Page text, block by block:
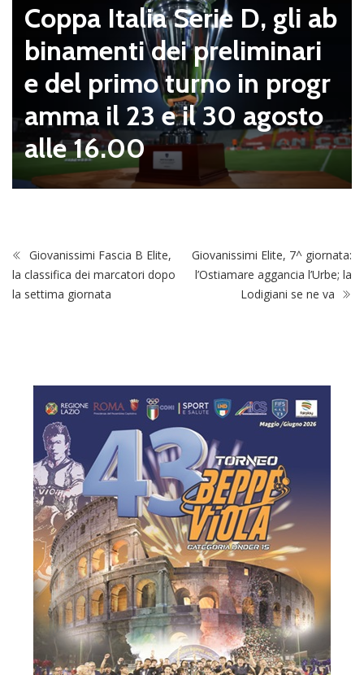
Coppa Italia Serie D, gli ab
binamenti dei preliminari
e del primo turno in progr
amma il 23 e il 30 agosto
alle 16.00
Giovanissimi Fascia B Elite,
la classifica dei marcatori dopo
la settima giornata
Giovanissimi Elite, 7^ giornata:
l’Ostiamare aggancia l’Urbe; la
Lodigiani se ne va